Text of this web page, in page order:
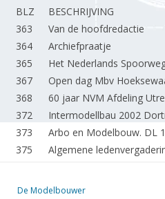
BLZ BESCHRIJVING
363
Van de hoofdredactie
364
Archiefpraatje
365
Het Nederlands
367
Open dag Mbv
368
60 jaar NVM Afdeling
372
Intermodellbau 2002
373
Arbo en Modelbouw. DL 1
375
Algemene
376
Open dag: Energie en
De Modelbouwer